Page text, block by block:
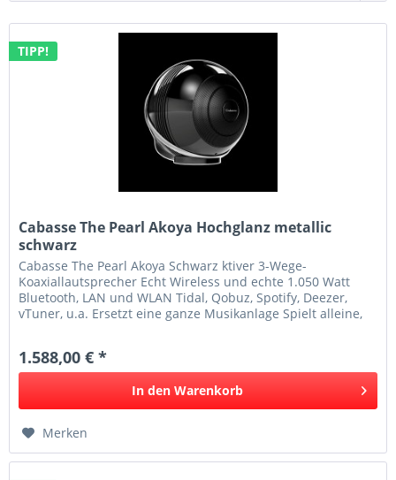
TIPP!
Cabasse The Pearl Akoya Hochglanz metallic
schwarz
Cabasse The Pearl Akoya Schwarz ktiver 3-Wege-
Koaxiallautsprecher Echt Wireless und echte 1.050 Watt
Bluetooth, LAN und WLAN Tidal, Qobuz, Spotify, Deezer,
vTuner, u.a. Ersetzt eine ganze Musikanlage Spielt alleine,
1.588,00 € *
In den Warenkorb
Merken